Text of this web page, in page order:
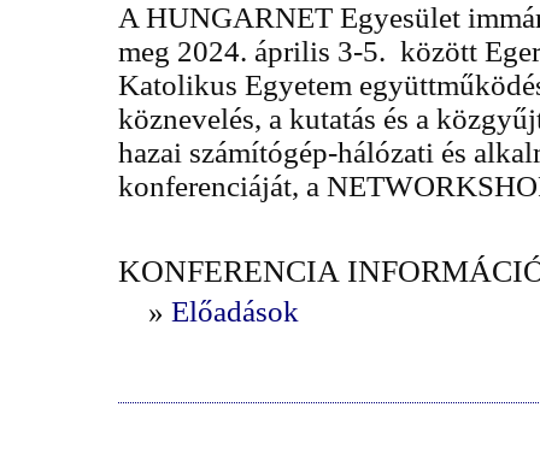
A HUNGARNET Egyesület
meg 2024. április 3-5. között
Katolikus Egyetem
köznevelés, a kutatás és a
hazai számítógép-hálózati és
konferenciáját, a
KONFERENCIA
»Előadások